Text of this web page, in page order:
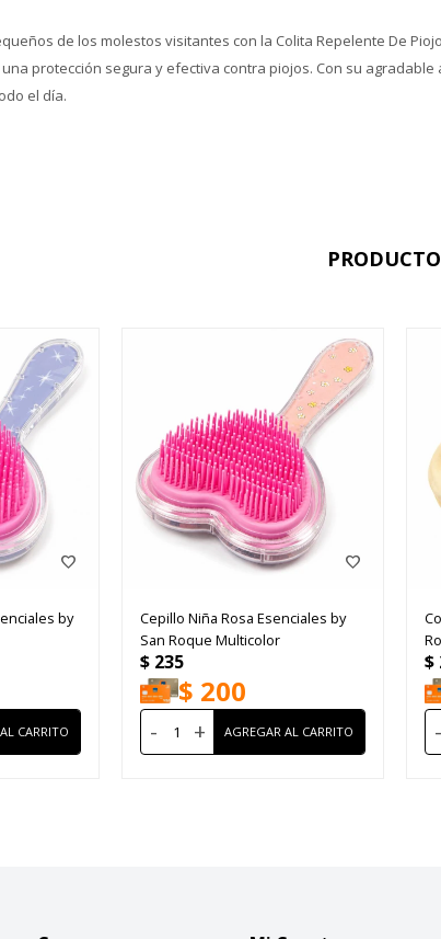
de los molestos visitantes con la Colita Repelente De
protección segura y efectiva contra piojos. Con su
el día.
by
Cepillo Niña Rosa Esenciales by
San Roque Multicolor
$ 235
$ 200
- +
$
-